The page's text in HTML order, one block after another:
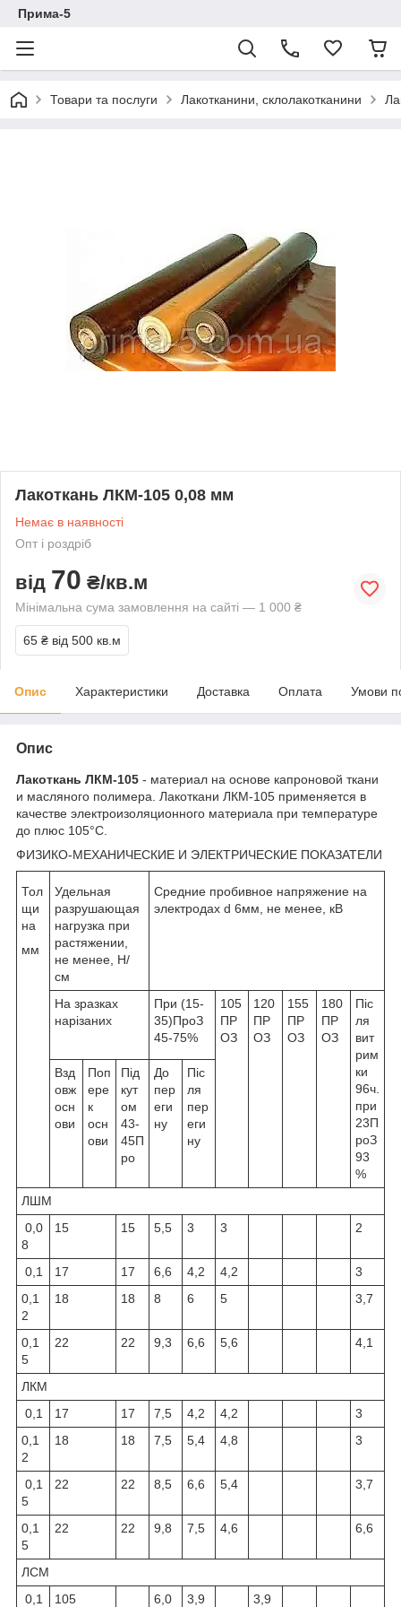
Прима-5
Товари та послуги Лакотканини, склолакотканини
Лакоткань ЛКМ-105 0,08 мм
Немає в наявності
Опт і роздріб
від 70 ₴/кв.м
Мінімальна сума замовлення на сайті — 1 000 ₴
65 ₴ від 500 кв.м
Опис Характеристики Доставка Оплата Умови
Опис
Лакоткань ЛКМ-105 - материал на основе капроновой ткани
и масляного полимера. Лакоткани ЛКМ-105 применяется в
качестве электроизоляционного материала при температуре
до плюс 105°С.
ФИЗИКО-МЕХАНИЧЕСКИЕ И ЭЛЕКТРИЧЕСКИЕ ПОКАЗАТЕЛИ
Тол
щи
на
мм
Удельная
разрушающая
нагрузка при
растяжении,
не менее, Н/
см
Средние пробивное напряжение на
электродах d 6мм, не менее, кВ
На зразках
нарізаних
При (15-
35)ПроЗ
45-75%
105
ПР
ОЗ
120
ПР
ОЗ
155
ПР
ОЗ
180
ПР
ОЗ
Піс
ля
вит
рим
ки
96ч.
при
23П
роЗ
93
%
Взд
овж
осн
ови
Поп
ере
к
осн
ови
Під
кут
ом
43-
45П
ро
До
пер
еги
ну
Піс
ля
пер
еги
ну
ЛШМ
0,0
8
15 15 5,5 3 3 2
0,1 17 17 6,6 4,2 4,2
3
0,1
2
18 18 8 6 5 3,7
0,1
5
22 22 9,3 6,6 5,6 4,1
ЛКМ
0,1
17 17 7,5 4,2 4,2
3
0,1
2
18 18 7,5 5,4 4,8 3
0,1
5
22 22 8,5 6,6 5,4 3,7
0,1
5
22 22 9,8 7,5 4,6 6,6
ЛСМ
0,1
105 6,0 3,9 3,9